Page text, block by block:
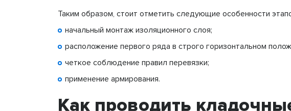
Таким образом, стоит отметить следующие особенности
начальный монтаж изоляционного слоя;
расположение первого ряда в строго горизонтальном
четкое соблюдение правил перевязки;
применение армирования.
Как проводить